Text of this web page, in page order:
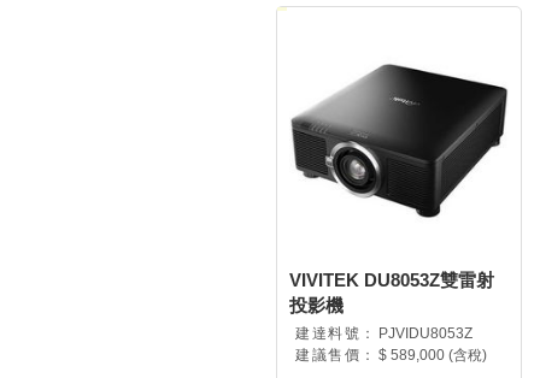
VIVITEK DU8053Z雙雷射
投影機
建達料號：
PJVIDU8053Z
建議售價： $ 589,000 (含稅)